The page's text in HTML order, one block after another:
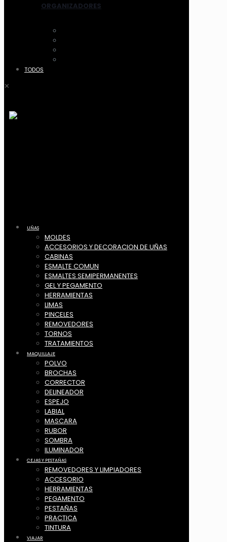
ORGANIZADORES
TODOS
✕
UÑAS
MOLDES
ACCESORIOS Y DECORACION DE UÑAS
CABINAS
ESMALTE COMUN
ESMALTES SEMIPERMANENTES
GEL Y PEGAMENTO
HERRAMIENTAS
LIMAS
PINCELES
REMOVEDORES
TORNOS
TRATAMIENTOS
MAQUILLAJE
POLVO
BROCHAS
CORRECTOR
DELINEADOR
ESPEJO
LABIAL
MASCARA
RUBOR
SOMBRA
ILUMINADOR
CEJAS Y PESTAÑAS
REMOVEDORES Y LIMPIADORES
ACCESORIO
HERRAMIENTAS
PEGAMENTO
PESTAÑAS
PRACTICA
TINTURA
VIAJAR